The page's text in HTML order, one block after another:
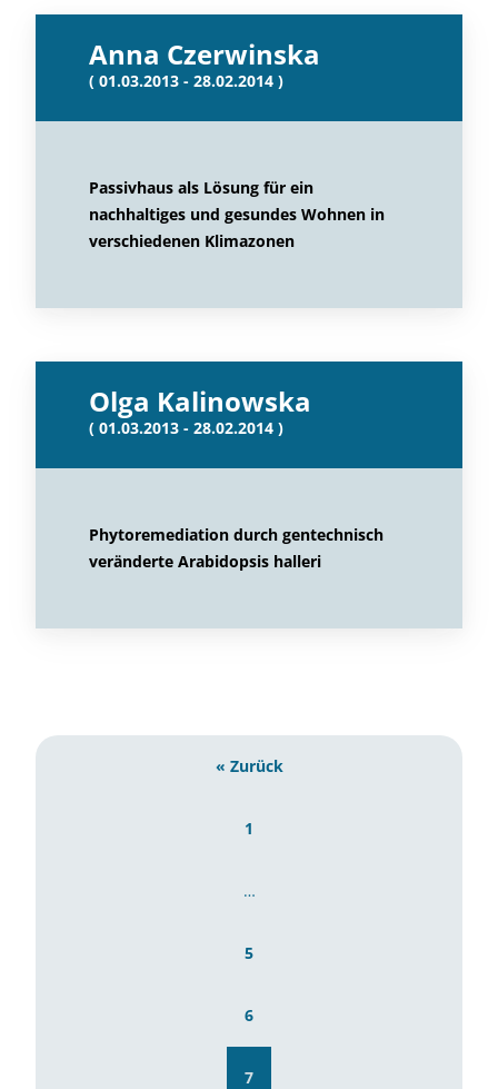
Anna Czerwinska
( 01.03.2013 - 28.02.2014 )
Passivhaus als Lösung für ein
nachhaltiges und gesundes Wohnen in
verschiedenen Klimazonen
Olga Kalinowska
( 01.03.2013 - 28.02.2014 )
Phytoremediation durch gentechnisch
veränderte Arabidopsis halleri
« Zurück
1
…
5
6
7